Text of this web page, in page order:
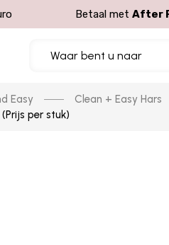
Betaal metAfter
Easy
Clean + Easy Hars
per stuk)